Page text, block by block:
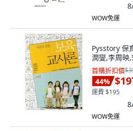
WOW免運
Pysstory 保
潤燮,李周映
首購折扣價
44%
運費 $195
WOW免運